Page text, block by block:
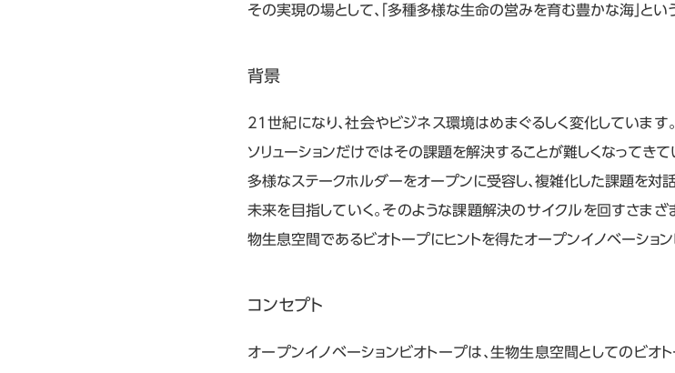
その実現の場として、「多種多様な生命の営みを育む豊かな海」とい
背景
21世紀になり、社会やビジネス環境はめまぐるしく変化していま
ソリューションだけではその課題を解決することが難しくなってきて
多様なステークホルダーをオープンに受容し、複雑化した課題を対
未来を目指していく。そのような課題解決のサイクルを回すさまざ
物生息空間であるビオトープにヒントを得たオープンイノベーション
コンセプト
オープンイノベーションビオトープは、生物生息空間としてのビオ